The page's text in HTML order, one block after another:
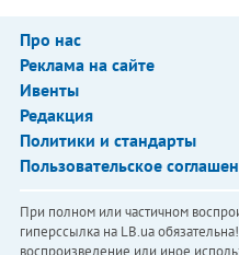
Про нас
Реклама на сайте
Ивенты
Редакция
Политики и стандарты
Пользовательское
При полном или частичном
гиперссылка на LB.ua